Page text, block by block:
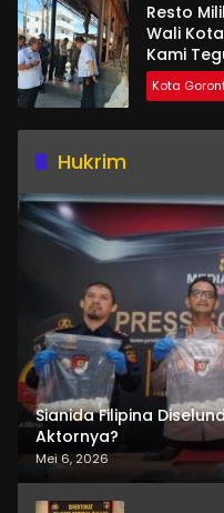
Resto
Wali
Kami
Kota
Hukrim
Sianida Filipina
Aktornya?
Mei 6, 2026